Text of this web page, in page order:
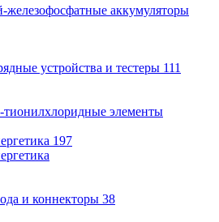
железофосфатные аккумуляторы
устройства и тестеры 111
элементы
197
и коннекторы 38